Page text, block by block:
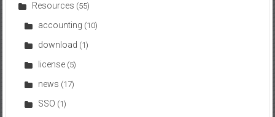
Resources (55)
accounting (10)
download (1)
license(5)
news (17)
SSO (1)